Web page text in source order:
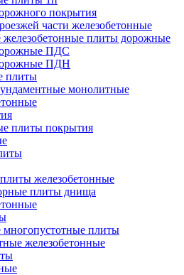
покрытия
части железобетонные
плиты дорожные
ПДС
ПДН
плиты
монолитные
плиты покрытия
железобетонные
плиты днища
плиты
железобетонные